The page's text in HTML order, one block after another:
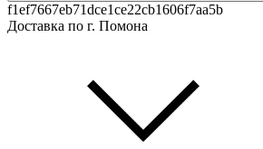
f1ef7667eb71dce1ce22cb1606f7aa5b
Доставка по г. Помона